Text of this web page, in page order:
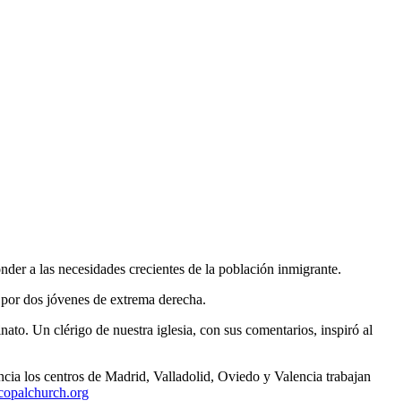
a las necesidades crecientes de la población inmigrante.
dos jóvenes de extrema derecha.
Un clérigo de nuestra iglesia, con sus comentarios, inspiró al
los centros de Madrid, Valladolid, Oviedo y Valencia trabajan